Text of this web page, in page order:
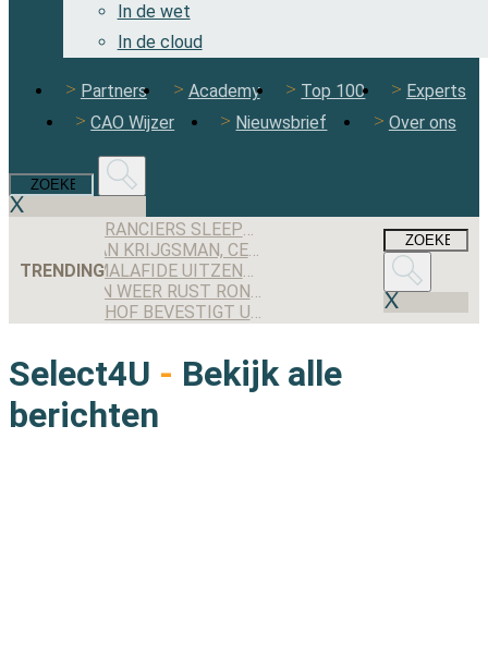
In de wet
In de cloud
Partners Academy Top 100
Experts
CAO Wijzer
Nieuwsbrief Over ons
TRENDING
DEZE LEVERANCIERS SLEEPTEN DE MEESTE AANBESTEDINGEN BINNEN IN 2025
MAXIMILIAN KRIJGSMAN, CEO RGF STAFFING NEDERLAND: ‘WE GROEIEN EINDELIJK WEER STEVIG, MAAR IK BEN NOG LANG NIET TEVREDEN’
WORDEN MALAFIDE UITZENDERS NOG JARENLANG GEDOOGD DOOR DE OVERGANGSREGELING VAN DE WTTA?
ONRUST EN WEER RUST ROND JEX BACKOFFICE II
GERECHTSHOF BEVESTIGT UITSPRAAK: UITZENDBUREAU MOET ALSNOG KWARTIER VOORBEREIDINGSTIJD SCHIPHOL-MEDEWERKER UITBETALEN
Select4U - Bekijk alle
berichten